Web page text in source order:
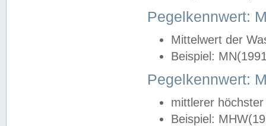
Pegelkennwert:
Mittelwert der
Beispiel:
Pegelkennwert:
mittlerer
Beispiel: